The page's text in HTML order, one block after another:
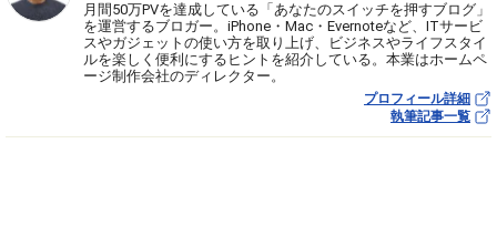
月間50万PVを達成している「あなたのスイッチを押すブログ」
を運営するブロガー。iPhone・Mac・Evernoteなど、ITサービ
スやガジェットの使い方を取り上げ、ビジネスやライフスタイ
ルを楽しく便利にするヒントを紹介している。本業はホームペ
ージ制作会社のディレクター。
プロフィール詳細
執筆記事一覧